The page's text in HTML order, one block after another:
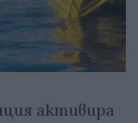
активира